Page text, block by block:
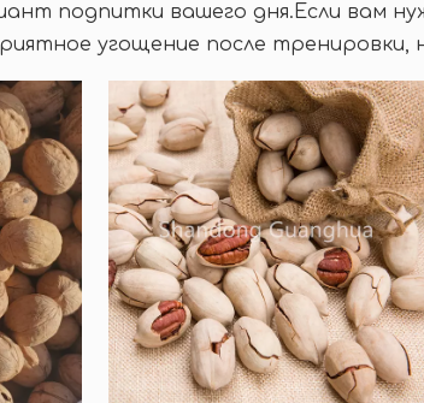
подпитки вашего дня.Если вам
угощение после